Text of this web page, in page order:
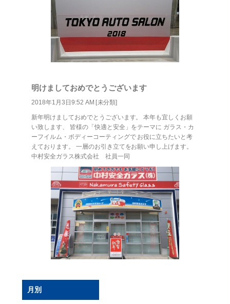
明けましておめでとうございます
2018年1月3日9:52 AM [未分類]
新年明けましておめでとうございます。 本年も宜しくお願
い致します、 皆様の「快適と安全」をテーマに ガラス・カ
ーフイルム・ボディーコーティングで お役に立ちたいと考
えております。 一層のお引き立てをお願い申し上げます。
中村安全ガラス株式会社 社員一同
月別